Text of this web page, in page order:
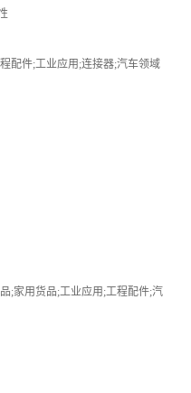
配件;工业应用;连接器;汽车领域
;家用货品;工业应用;工程配件;汽